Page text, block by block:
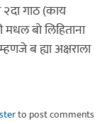
गाठ (काय
बो लिहिताना
ब ह्या अक्षराला
to post comments